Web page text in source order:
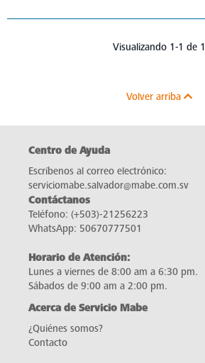
Visualizando 1-1 de 1
Volver arriba
Centro de Ayuda
Escríbenos al correo electrónico:
serviciomabe.salvador@mabe.com.sv
Contáctanos
Teléfono: (+503)-21256223
WhatsApp: 50670777501
Horario de Atención:
Lunes a viernes de 8:00 am a 6:30 pm.
Sábados de 9:00 am a 2:00 pm.
Acerca de Servicio Mabe
¿Quiénes somos?
Contacto